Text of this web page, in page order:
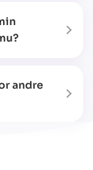
andre